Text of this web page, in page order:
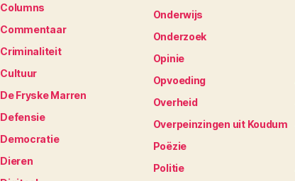
Columns
Commentaar
Criminaliteit
Cultuur
De Fryske Marren
Defensie
Democratie
Dieren
Onderwijs
Onderzoek
Opinie
Opvoeding
Overheid
Overpeinzingen uit Koudum
Poëzie
Politie